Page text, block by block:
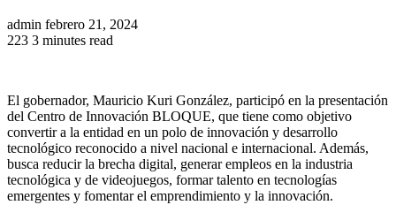
admin Send
an
febrero 21, 2024
223 3 minutes read
El gobernador, Mauricio Kuri González, participó en la presentación
del Centro de Innovación BLOQUE, que tiene como objetivo
convertir a la entidad en un polo de innovación y desarrollo
tecnológico reconocido a nivel nacional e internacional. Además,
busca reducir la brecha digital, generar empleos en la industria
tecnológica y de videojuegos, formar talento en tecnologías
emergentes y fomentar el emprendimiento y la innovación.